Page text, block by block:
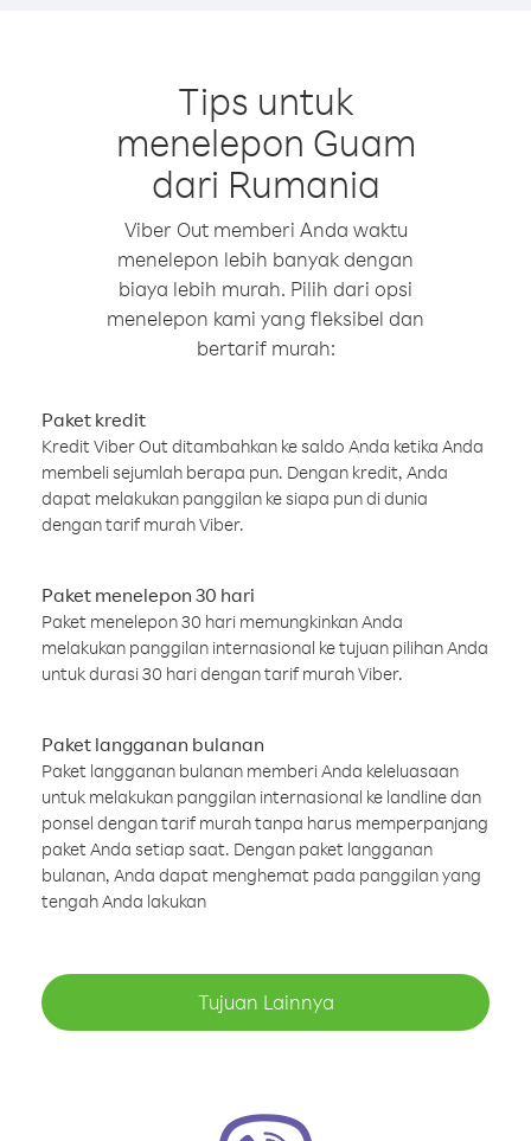
Tips untuk
menelepon Guam
dari Rumania
Viber Out memberi Anda waktu
menelepon lebih banyak dengan
biaya lebih murah. Pilih dari opsi
menelepon kami yang fleksibel dan
bertarif murah:
Paket kredit
Kredit Viber Out ditambahkan ke saldo Anda ketika Anda
membeli sejumlah berapa pun. Dengan kredit, Anda
dapat melakukan panggilan ke siapa pun di dunia
dengan tarif murah Viber.
Paket menelepon 30 hari
Paket menelepon 30 hari memungkinkan Anda
melakukan panggilan internasional ke tujuan pilihan Anda
untuk durasi 30 hari dengan tarif murah Viber.
Paket langganan bulanan
Paket langganan bulanan memberi Anda keleluasaan
untuk melakukan panggilan internasional ke landline dan
ponsel dengan tarif murah tanpa harus memperpanjang
paket Anda setiap saat. Dengan paket langganan
bulanan, Anda dapat menghemat pada panggilan yang
tengah Anda lakukan
Tujuan Lainnya